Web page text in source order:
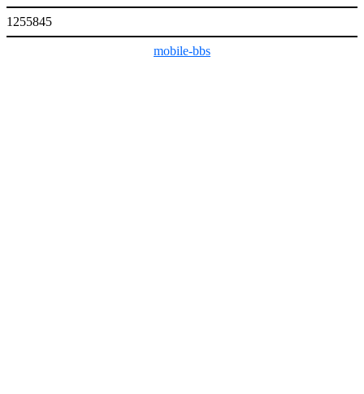
1255845
mobile-bbs